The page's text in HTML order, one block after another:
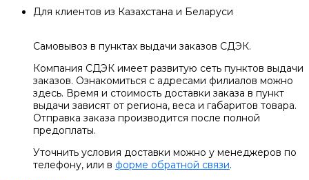
Для клиентов из Казахстана и Беларуси
Самовывоз в пунктах выдачи заказов СДЭК.
Компания СДЭК имеет развитую сеть пунктов выдачи
заказов. Ознакомиться с адресами филиалов можно
здесь. Время и стоимость доставки заказа в пункт
выдачи зависят от региона, веса и габаритов товара.
Отправка заказа производится после полной
предоплаты.
Уточнить условия доставки можно у менеджеров по
телефону, или в форме обратной связи.